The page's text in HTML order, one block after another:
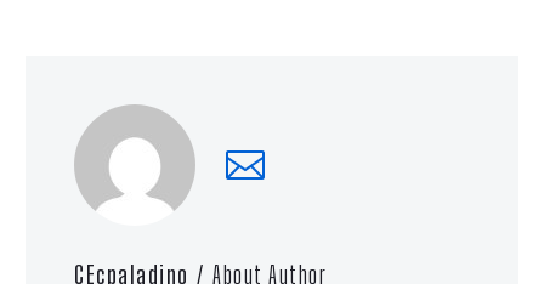
CEcpaladino / About Author